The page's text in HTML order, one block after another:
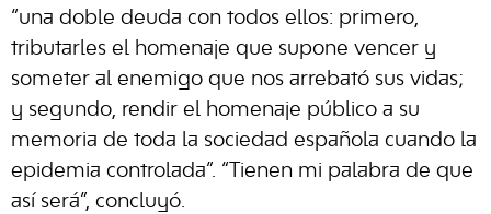
“una doble deuda con todos ellos: primero,
tributarles el homenaje que supone vencer y
someter al enemigo que nos arrebató sus vidas;
y segundo, rendir el homenaje público a su
memoria de toda la sociedad española cuando la
epidemia controlada”. “Tienen mi palabra de que
así será”, concluyó.